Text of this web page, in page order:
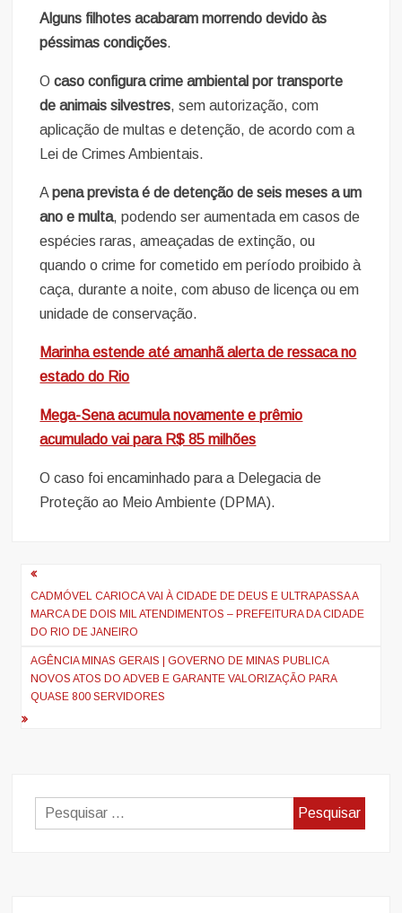
Alguns filhotes acabaram morrendo devido às
péssimas condições.
Ocaso configura crime ambiental por transporte
de animais silvestres, sem autorização, com
aplicação de multas e detenção, de acordo com a
Lei de Crimes Ambientais.
Apena prevista é de detenção de seis meses a um
ano e multa, podendo ser aumentada em casos de
espécies raras, ameaçadas de extinção, ou
quando o crime for cometido em período proibido à
caça, durante a noite, com abuso de licença ou em
unidade de conservação.
Marinha estende até amanhã alerta de ressaca no
estado do Rio
Mega-Sena acumula novamente e prêmio
acumulado vai para R$ 85 milhões
O caso foi encaminhado para a Delegacia de
Proteção ao Meio Ambiente (DPMA).
Navegação
de
artigos
CADMÓVEL CARIOCA VAI À CIDADE DE DEUS E ULTRAPASSA A
MARCA DE DOIS MIL ATENDIMENTOS – PREFEITURA DA CIDADE
DO RIO DE JANEIRO
AGÊNCIA MINAS GERAIS | GOVERNO DE MINAS PUBLICA
NOVOS ATOS DO ADVEB E GARANTE VALORIZAÇÃO PARA
QUASE 800 SERVIDORES
Pesquisar
por: